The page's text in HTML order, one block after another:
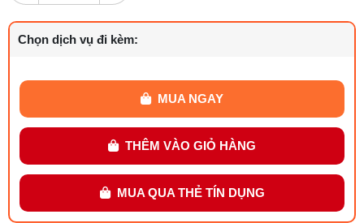
Chọn dịch vụ đi kèm:
MUA NGAY
THÊM VÀO GIỎ HÀNG
MUA QUA THẺ TÍN DỤNG